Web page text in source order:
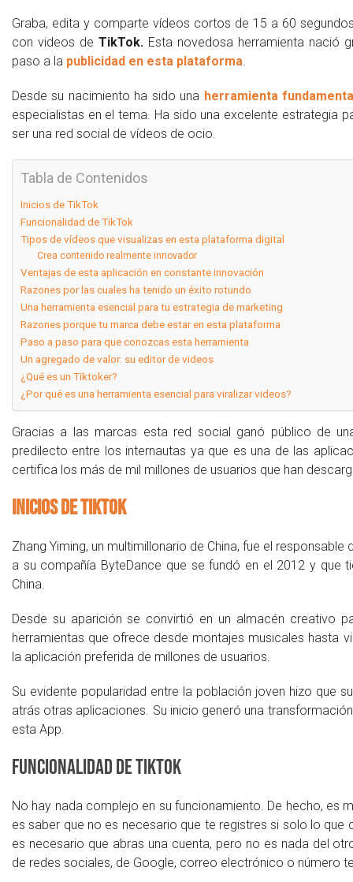
Graba, edita y comparte vídeos cortos de 15 a 60
con videos de TikTok. Esta novedosa herramienta nació
paso a la publicidad en esta plataforma.
Desde su nacimiento ha sido una herramienta
especialistas en el tema. Ha sido una excelente estrategia
ser una red social de vídeos de ocio.
Tabla de Contenidos
Inicios de TikTok
Funcionalidad de TikTok
Tipos de vídeos que visualizas en esta plataforma digital
Crea contenido realmente innovador
Ventajas de esta aplicación en constante innovación
Razones por las cuales ha tenido un éxito rotundo
Una herramienta esencial para tu estrategia de marketing
Razones porque tu marca debe estar en esta plataforma
Paso a paso para que conozcas esta herramienta
Un agregado de valor: su editor de videos
¿Qué es un Tiktoker?
¿Por qué es una herramienta esencial para viralizar videos?
Gracias a las marcas esta red social ganó público de
predilecto entre los internautas ya que es una de las
certifica los más de mil millones de usuarios que han
Inicios de TikTok
Zhang Yiming, un multimillonario de China, fue el
a su compañía ByteDance que se fundó en el 2012 y que
China.
Desde su aparición se convirtió en un almacén creativo
herramientas que ofrece desde montajes musicales hasta
la aplicación preferida de millones de usuarios.
Su evidente popularidad entre la población joven hizo que
atrás otras aplicaciones. Su inicio generó una
esta App.
Funcionalidad de TikTok
No hay nada complejo en su funcionamiento. De hecho, es
es saber que no es necesario que te registres si solo lo
es necesario que abras una cuenta, pero no es nada del
de redes sociales, de Google, correo electrónico o número